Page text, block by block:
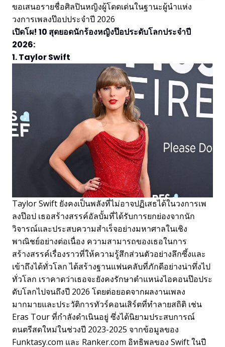
ขอเสนอรายชื่อศิลปินหญิงผู้โดดเด่นในฐานะผู้นำแห่ง
วงการเพลงป๊อปประจำปี 2026
เปิดโผ! 10 สุดยอดนักร้องหญิงป๊อประดับโลกประจำปี
2026:
1. Taylor Swift
Taylor Swift ยังคงเป็นพลังที่ไม่อาจปฏิเสธได้ในวงการเพ
ลงป๊อป เธอสร้างสรรค์อัลบั้มที่ได้รับการยกย่องจากนัก
วิจารณ์และประสบความสำเร็จอย่างมหาศาลในเชิง
พาณิชย์อย่างต่อเนื่อง ความสามารถของเธอในการ
สร้างสรรค์เรื่องราวที่ให้ความรู้สึกส่วนตัวอย่างลึกซึ้งและ
เข้าถึงได้ทั่วโลก ได้สร้างฐานแฟนคลับที่ภักดีอย่างน่าทึ่งไป
ทั่วโลก เราคาดว่าเธอจะยังคงรักษาตำแหน่งไอคอนป๊อประ
ดับโลกไปจนถึงปี 2026 โดยต่อยอดจากผลงานเพลง
มากมายและประวัติการทัวร์คอนเสิร์ตที่ทำลายสถิติ เช่น
Eras Tour ที่กำลังดำเนินอยู่ ซึ่งได้นิยามประสบการณ์
ดนตรีสดใหม่ในช่วงปี 2023-2025 จากข้อมูลของ
Funktasy.com และ Ranker.com อิทธิพลของ Swift ในปี